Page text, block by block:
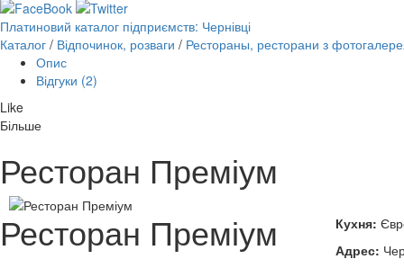
Платиновий каталог підприємств: Чернівці
Каталог / Відпочинок, розваги / Рестораны, ресторани з
Опис
Відгуки (2)
Like
Більше
Ресторан Преміум
Кухня:
Адрес:
Ресторан Преміум